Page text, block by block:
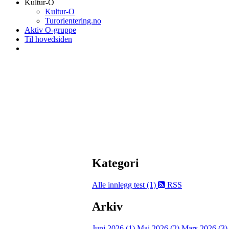
Kultur-O
Kultur-O
Turorientering.no
Aktiv O-gruppe
Til hovedsiden
Kategori
Alle innlegg test (1) RSS
Arkiv